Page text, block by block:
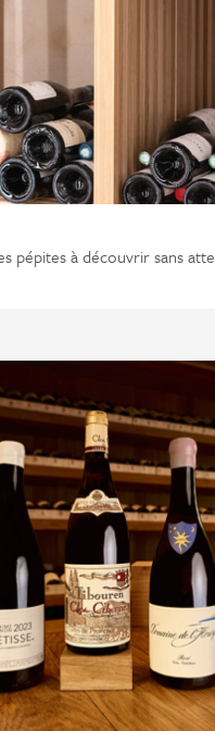
pépites à découvrir sans